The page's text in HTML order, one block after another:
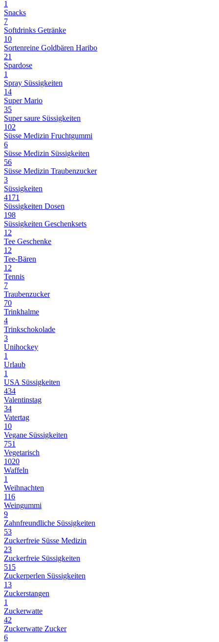
1
Snacks
7
Softdrinks Getränke
10
Sortenreine Goldbären Haribo
21
Spardose
1
Spray Süssigkeiten
14
Super Mario
35
Super saure Süssigkeiten
102
Süsse Medizin Fruchtgummi
6
Süsse Medizin Süssigkeiten
56
Süsse Medizin Traubenzucker
3
Süssigkeiten
4171
Süssigkeiten Dosen
198
Süssigkeiten Geschenksets
12
Tee Geschenke
12
Tee-Bären
12
Tennis
7
Traubenzucker
70
Trinkhalme
4
Trinkschokolade
3
Unihockey
1
Urlaub
1
USA Süssigkeiten
434
Valentinstag
34
Vatertag
10
Vegane Süssigkeiten
751
Vegetarisch
1020
Waffeln
1
Weihnachten
116
Weingummi
9
Zahnfreundliche Süssigkeiten
53
Zuckerfreie Süsse Medizin
23
Zuckerfreie Süssigkeiten
515
Zuckerperlen Süssigkeiten
13
Zuckerstangen
1
Zuckerwatte
42
Zuckerwatte Zucker
6